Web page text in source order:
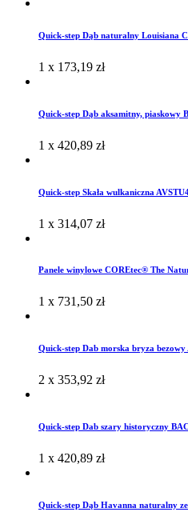
Quick-step Dąb naturalny Louisiana
1 x 173,19 zł
Quick-step Dąb aksamitny, piaskowy
1 x 420,89 zł
Quick-step Skała wulkaniczna
1 x 314,07 zł
Panele winylowe COREtec® The
1 x 731,50 zł
Quick-step Dab morska bryza bezowy
2 x 353,92 zł
Quick-step Dab szary historyczny
1 x 420,89 zł
Quick-step Dąb Havanna naturalny